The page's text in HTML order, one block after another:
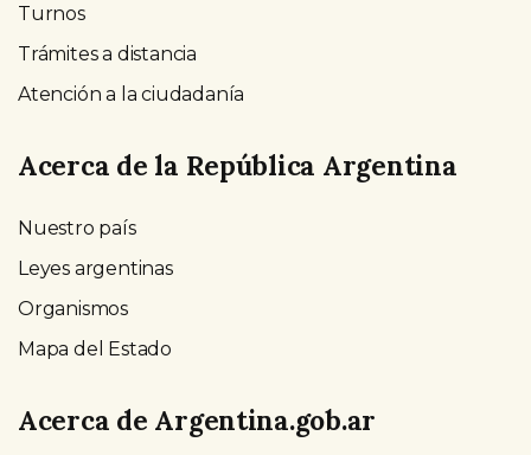
Turnos
Trámites a distancia
Atención a la ciudadanía
Acerca de la República Argentina
Nuestro país
Leyes argentinas
Organismos
Mapa del Estado
Acerca de Argentina.gob.ar